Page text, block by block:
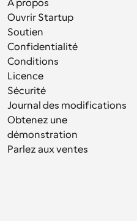
À propos
Ouvrir Startup
Soutien
Confidentialité
Conditions
Licence
Sécurité
Journal des modifications
Obtenez une
démonstration
Parlez aux ventes